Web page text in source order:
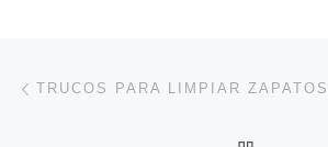
Navegación de